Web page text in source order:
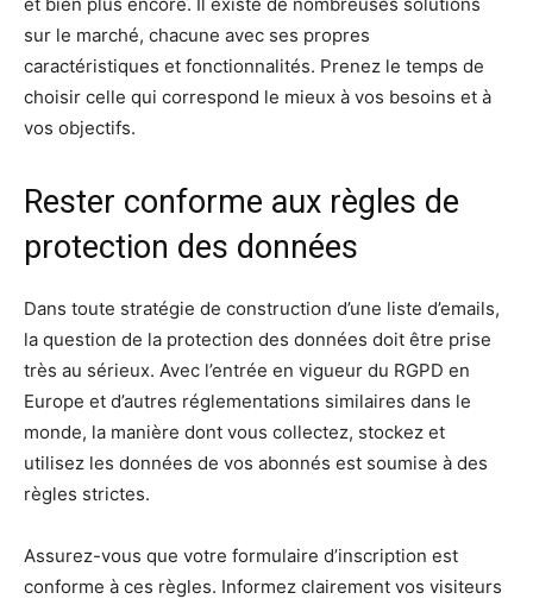
sur le marché, chacune avec ses propres
caractéristiques et fonctionnalités. Prenez le temps de
choisir celle qui correspond le mieux à vos besoins et à
vos objectifs.
Rester conforme aux règles de
protection des données
Dans toute stratégie de construction d’une liste d’emails,
la question de la protection des données doit être prise
très au sérieux. Avec l’entrée en vigueur du RGPD en
Europe et d’autres réglementations similaires dans le
monde, la manière dont vous collectez, stockez et
utilisez les données de vos abonnés est soumise à des
règles strictes.
Assurez-vous que votre formulaire d’inscription est
conforme à ces règles. Informez clairement vos visiteurs